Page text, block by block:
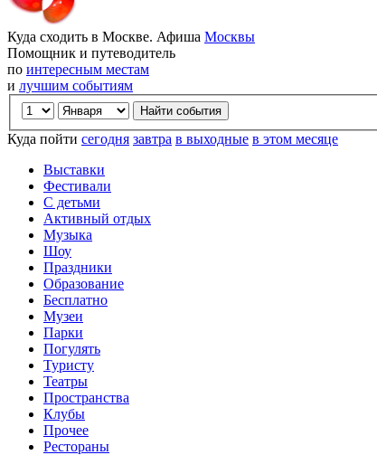
Куда сходить в Москве. Афиша Москвы
Помощник и путеводитель
по интересным местам
и лучшим событиям
Куда пойти сегодня завтра в выходные в этом месяце
Выставки
Фестивали
С детьми
Активный отдых
Музыка
Шоу
Праздники
Образование
Бесплатно
Музеи
Парки
Погулять
Туристу
Театры
Пространства
Клубы
Прочее
Рестораны